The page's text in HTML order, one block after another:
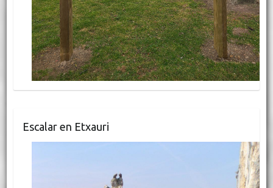
Escalar en Etxauri